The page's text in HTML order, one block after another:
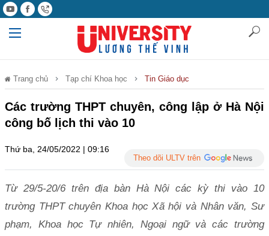
Trang chủ Tạp chí Khoa học Tin Giáo dục
Các trường THPT chuyên, công lập ở Hà Nội
công bố lịch thi vào 10
Thứ ba, 24/05/2022 | 09:16
Theo dõi ULTV trên
Từ 29/5-20/6 trên địa bàn Hà Nội các kỳ thi vào 10
trường THPT chuyên Khoa học Xã hội và Nhân văn, Sư
phạm, Khoa học Tự nhiên, Ngoại ngữ và các trường